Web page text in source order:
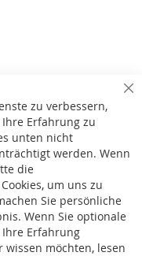
zu verbessern,
Erfahrung zu
unten nicht
werden. Wenn
die
um uns zu
Sie persönliche
Wenn Sie optionale
Erfahrung
möchten, lesen